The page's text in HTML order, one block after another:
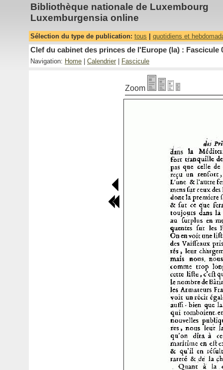
Bibliothèque nationale de Luxembourg
Luxemburgensia online
Sélection du type de publication: tous quotidiens et
Clef du cabinet des princes de l'Europe (la) : Fascicule
Navigation: Home Calendrier Fascicule
Zoom